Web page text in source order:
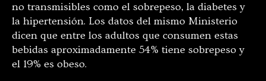
no transmisibles como el sobrepeso, la diabetes y
la hipertensión. Los datos del mismo Ministerio
dicen que entre los adultos que consumen estas
bebidas aproximadamente 54% tiene sobrepeso y
el 19% es obeso.